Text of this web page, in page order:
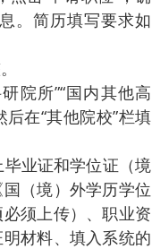
。简历填写要求如
院所”“国内其他高
在“其他院校”栏填
毕业证和学位证（境
（境）外学历学位
须上传）、职业资
材料、填入系统的